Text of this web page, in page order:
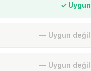
✓ Uygun
— Uygun değil
— Uygun değil